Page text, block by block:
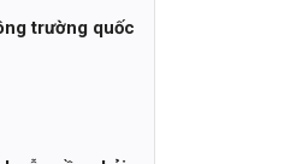
trường quốc